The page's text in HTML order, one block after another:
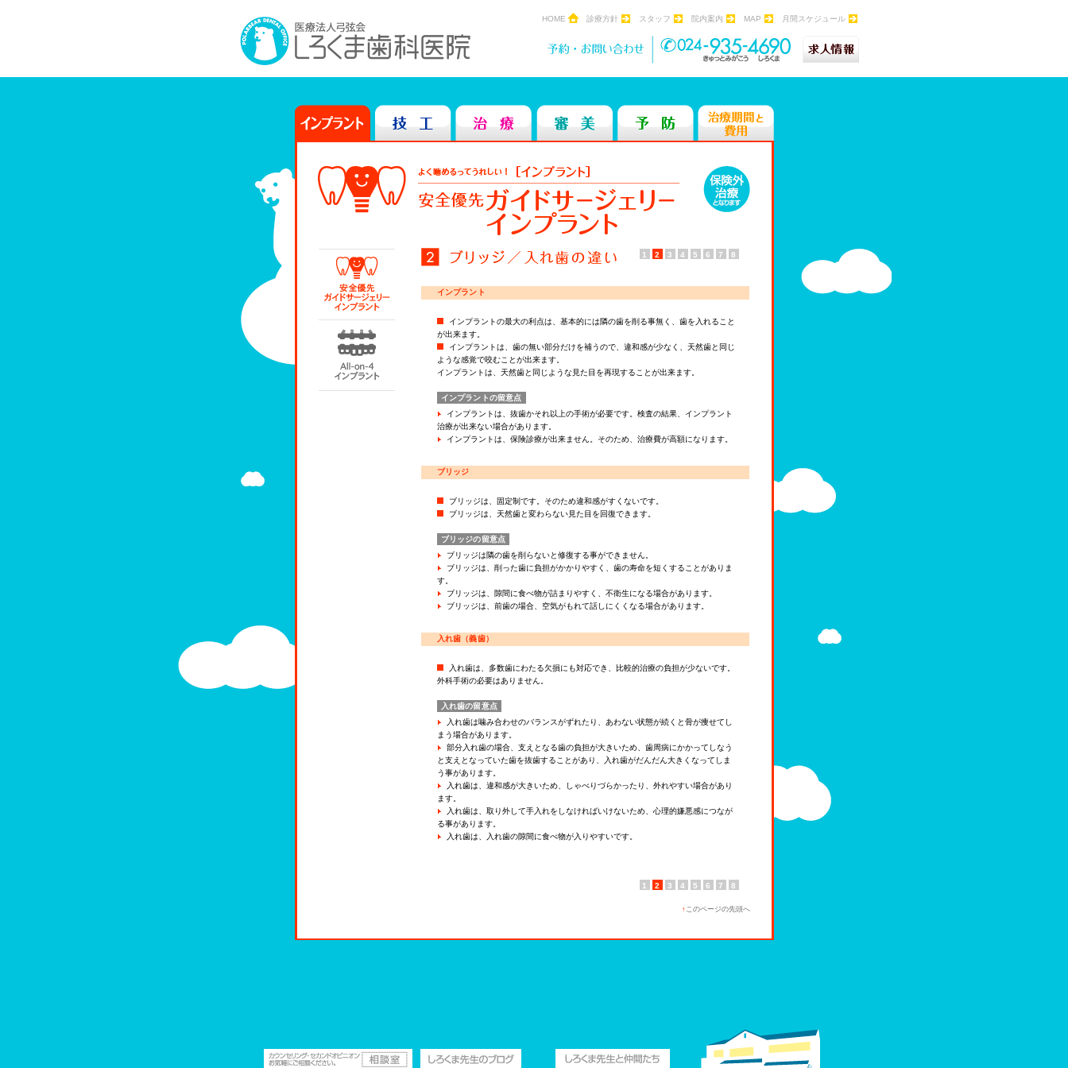
HOME 診療方針 スタッフ 院内案内 MAP 月間スケジュール
1 2 3 4 5 6 7 8
インプラント
インプラントの最大の利点は、基本的には隣の歯を削る事無く、歯を入れること
が出来ます。
インプラントは、歯の無い部分だけを補うので、違和感が少なく、天然歯と同じ
ような感覚で咬むことが出来ます。
インプラントは、天然歯と同じような見た目を再現することが出来ます。
インプラントの留意点
インプラントは、抜歯かそれ以上の手術が必要です。検査の結果、インプラント
治療が出来ない場合があります。
インプラントは、保険診療が出来ません。そのため、治療費が高額になります。
ブリッジ
ブリッジは、固定制です。そのため違和感がすくないです。
ブリッジは、天然歯と変わらない見た目を回復できます。
ブリッジの留意点
ブリッジは隣の歯を削らないと修復する事ができません。
ブリッジは、削った歯に負担がかかりやすく、歯の寿命を短くすることがありま
す。
ブリッジは、隙間に食べ物が詰まりやすく、不衛生になる場合があります。
ブリッジは、前歯の場合、空気がもれて話しにくくなる場合があります。
入れ歯（義歯）
入れ歯は、多数歯にわたる欠損にも対応でき、比較的治療の負担が少ないです。
外科手術の必要はありません。
入れ歯の留意点
入れ歯は噛み合わせのバランスがずれたり、あわない状態が続くと骨が痩せてし
まう場合があります。
部分入れ歯の場合、支えとなる歯の負担が大きいため、歯周病にかかってしなう
と支えとなっていた歯を抜歯することがあり、入れ歯がだんだん大きくなってしま
う事があります。
入れ歯は、違和感が大きいため、しゃべりづらかったり、外れやすい場合があり
ます。
入れ歯は、取り外して手入れをしなければいけないため、心理的嫌悪感につなが
る事があります。
入れ歯は、入れ歯の隙間に食べ物が入りやすいです。
1 2 3 4 5 6 7 8
↑ このページの先頭へ